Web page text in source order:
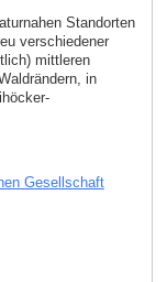
Standorten
verschiedener
mittleren
in
Gesellschaft